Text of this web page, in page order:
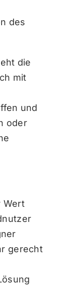
des
die
mit
und
oder
Wert
gerecht